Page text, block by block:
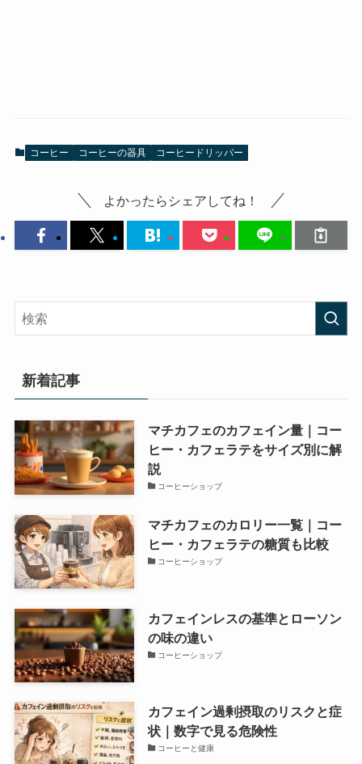
コーヒー コーヒーの器具 コーヒードリッパー
よかったらシェアしてね！
新着記事
マチカフェのカフェイン量｜コー
ヒー・カフェラテをサイズ別に解
説
コーヒーショップ
マチカフェのカロリー一覧｜コー
ヒー・カフェラテの糖質も比較
コーヒーショップ
カフェインレスの基準とローソン
の味の違い
コーヒーショップ
カフェイン過剰摂取のリスクと症
状｜数字で見る危険性
コーヒーと健康